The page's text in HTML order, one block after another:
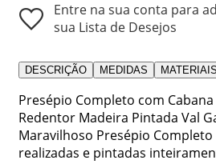
Entre na sua conta para
sua Lista de Desejos
DESCRIÇÃO MEDIDAS MATERIAIS
Presépio Completo com
Redentor Madeira Pintada Val
Maravilhoso Presépio
realizadas e pintadas